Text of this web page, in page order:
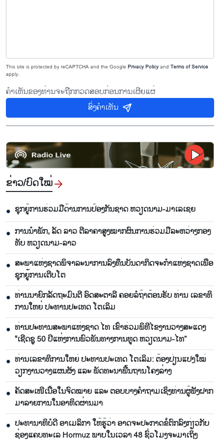
This site is protected by reCAPTCHA and the Google Privacy Policyand Terms of Service
apply.
ຄຳເຫັນຂອງທ່ານຈະຖືກກວດສອບກ່ອນການເຜີຍແຜ່
ສົ່ງຄຳເຫັນ
ຂ່າວ/ບົດ​ໃໝ່
● ຊຸກ​ຍູ້​ການ​ຮ່ວມ​ມື​ດ້ານ​ການ​ປ້ອງ​ກັນ​ຊາດ ຫວຽດ​ນາມ-ມາ​ເລ​ເຊຍ
● ການ​ນຳ​ພັກ, ລັດ ລາວ ຕີ​ລາ​ຄາ​ສູງ​ໝາກ​ຜົນ​ການ​ຮ່ວມ​ມື​ລະ​ຫວ່າງກອງ​
ທັບ ຫວຽດ​ນາມ-ລາວ
● ສະ​ພາ​ແຫ່ງ​ຊາດ​ພິ​ຈາ​ລະ​ນາ​​ການລົງ​ທຶນ​ບັນ​ດາ​ກິດ​ຈະ​ກຳ​ແຫ່ງ​ຊາດ​ເພື່ອ​
ຊຸກ​ຍູ້​ການ​ເຕີບ​ໂຕ
● ທ່ານ​ນາ​ຍົກ​ລັດ​ຖະ​ມົນ​ຕີ ອົດ​ສະ​ຕາ​ລີ ​ຄອຍລໍ​ຖ້າ​ຕ້ອນ​ຮັບ ທ່ານ ເລ​ຂາ​ທິ​
ການ​ໃຫຍ່ ປະ​ທານ​ປະ​ເທດ ໂຕ​ເລິມ
● ທ່ານ​ປະ​ທານ​ສະ​ພາ​ແຫ່ງ​ຊາດ ໄທ ເຂົ້າ​ຮ່ວມ​ພິ​ທີ​ໄຂ​ງານ​ວາງ​ສະ​ແດງ
“ເຊີດ​ຊູ 50 ປີ​ແຫ່ງ​ການ​ພົວ​ພັນ​ທາງ​ການ​ທູດ ຫວຽດ​ນາມ-ໄທ”
● ທ່ານເລ​ຂາ​ທິ​ການ​ໃຫຍ່ ປະ​ທານ​ປະ​ເທດ ໂຕ​ເລິມ: ຕ້ອງ​ປ່ຽນ​ແປງ​ໃໝ່​
ວຽກ​ງານ​ວາງ​ແຜນ​ຜັງ ແລະ ​ພັດ​ທະ​ນາ​ພື້ນ​ຖານ​ໂຄງ​ລ່າງ
● ຄັດສະເໜີເນື້ອໃນຈົດໝາຍ ແລະ ຕອບບາງຄຳຖາມເຊິ່ງທ່ານຜູ້ຟັງຝາກ
ມາລາຍການໃນອາທິດຜ່ານມາ
● ປະທານາທິບໍດີ ອາເມລິກາ ໃຫ້ຮູ້ວ່າ ອາດຈະປະກາດຂໍ້ຕົກລົງກ່ຽວກັບ
ຊ່ອງແຄບທະເລ Hormuz ພາບໃນເວລາ 48 ຊົ່ວໂມງຈະມາເຖິງ